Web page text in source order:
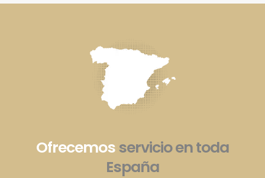
Ofrecemosservicio en toda
España